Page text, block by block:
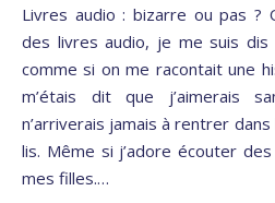
Livres audio : bizarre ou pas ?
des livres audio, je me suis dis
comme si on me racontait une
m’étais dit que j’aimerais
n’arriverais jamais à rentrer
lis. Même si j’adore écouter
mes filles.…